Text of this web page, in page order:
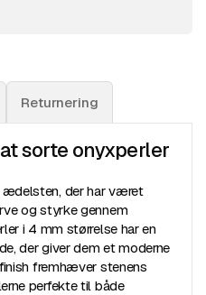
Returnering
sorte onyxperler
ædelsten, der har været
og styrke gennem
i 4 mm størrelse har en
der giver dem et moderne
fremhæver stenens
perfekte til både